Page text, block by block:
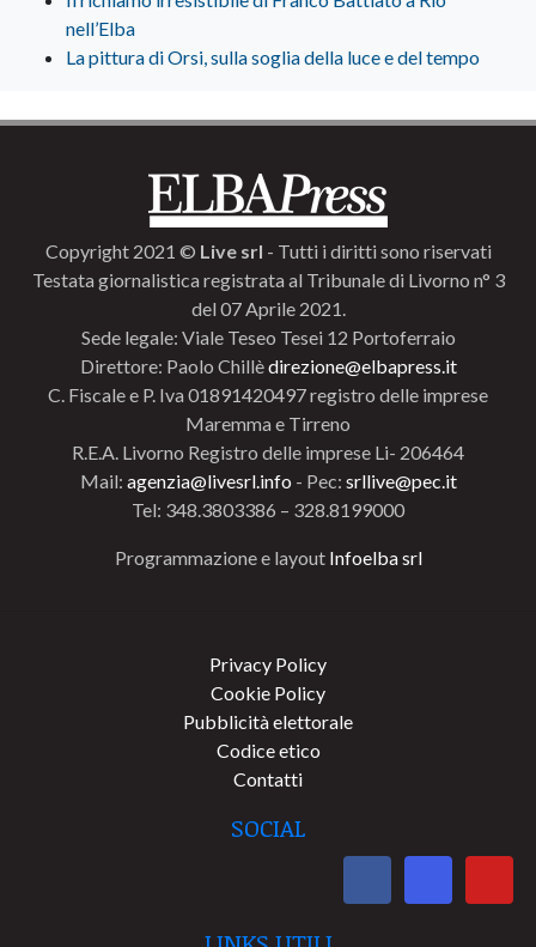
nell’Elba
La pittura di Orsi, sulla soglia della luce e del tempo
Copyright 2021 © Live srl - Tutti i diritti sono riservati
Testata giornalistica registrata al Tribunale di Livorno n° 3
del 07 Aprile 2021.
Sede legale: Viale Teseo Tesei 12 Portoferraio
Direttore: Paolo Chillèdirezione@elbapress.it
C. Fiscale e P. Iva 01891420497 registro delle imprese
Maremma e Tirreno
R.E.A. Livorno Registro delle imprese Li- 206464
Mail: agenzia@livesrl.info - Pec: srllive@pec.it
Tel: 348.3803386 – 328.8199000
Programmazione e layout Infoelba srl
Privacy Policy
Cookie Policy
Pubblicità elettorale
Codice etico
Contatti
SOCIAL